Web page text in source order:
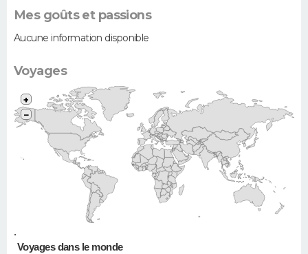
Mes goûts et passions
Aucune information disponible
Voyages
•
+
−
Voyages dans le monde